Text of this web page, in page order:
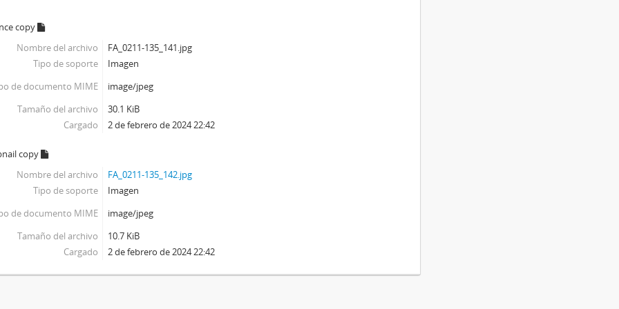
copy
Nombre del archivo
FA_0211-135_141.jpg
Tipo de soporte
Imagen
de documento MIME
image/jpeg
Tamaño del archivo
30.1 KiB
Cargado
2 de febrero de 2024 22:42
copy
Nombre del archivo
FA_0211-135_142.jpg
Tipo de soporte
Imagen
de documento MIME
image/jpeg
Tamaño del archivo
10.7 KiB
Cargado
2 de febrero de 2024 22:42